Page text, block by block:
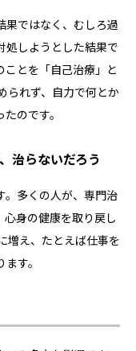
果ではなく、むしろ過
処しようとした結果で
ことを「自己治療」と
られず、自力で何とか
のです。
治らないだろう
。多くの人が、専門治
身の健康を取り戻し
増え、たとえば仕事を
す。